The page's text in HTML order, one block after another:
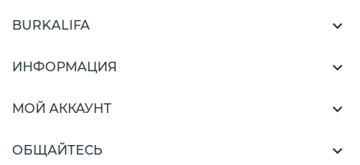
BURKALIFA 
ИНФОРМАЦИЯ 
МОЙ АККАУНТ 
ОБЩАЙТЕСЬ 